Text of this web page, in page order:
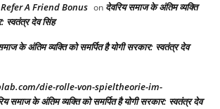
A Friend Bonus on देवरिय समाज के अंतिम व्यक्ति
स्वतंत्र देव सिंह
के अंतिम व्यक्ति को समर्पित है योगी सरकार: स्वतंत्र देव
die-rolle-von-spieltheorie-im-
समाज के अंतिम व्यक्ति को समर्पित है योगी सरकार: स्वतंत्र देव